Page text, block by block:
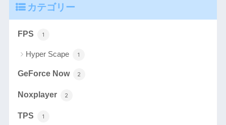
カテゴリー
FPS 1
Hyper Scape 1
GeForce Now 2
Noxplayer 2
TPS 1